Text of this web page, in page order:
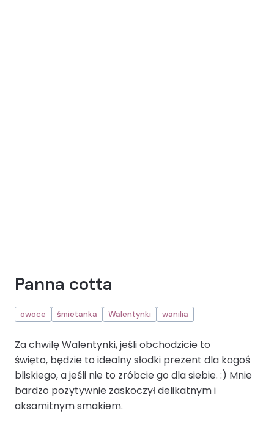
Panna cotta
owoce śmietanka Walentynki wanilia
Za chwilę Walentynki, jeśli obchodzicie to
święto, będzie to idealny słodki prezent dla kogoś
bliskiego, a jeśli nie to zróbcie go dla siebie. :) Mnie
bardzo pozytywnie zaskoczył delikatnym i
aksamitnym smakiem.